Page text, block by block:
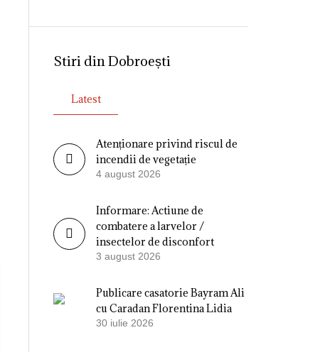
Stiri din Dobroești
Latest
Atenționare privind riscul de
incendii de vegetație
4 august 2026
Informare: Actiune de
combatere a larvelor /
insectelor de disconfort
3 august 2026
Publicare casatorie Bayram Ali
cu Caradan Florentina Lidia
30 iulie 2026